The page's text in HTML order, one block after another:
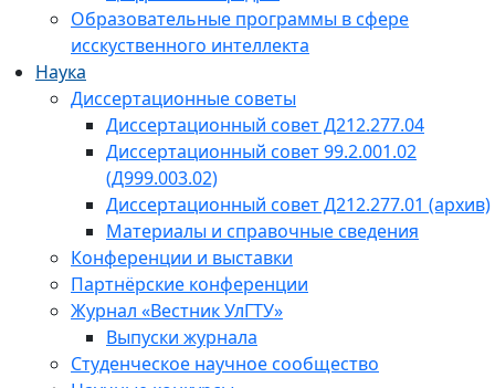
Образовательные программы в сфере
исскуственного интеллекта
Наука
Диссертационные советы
Диссертационный совет Д212.277.04
Диссертационный совет 99.2.001.02
(Д999.003.02)
Диссертационный совет Д212.277.01 (архив)
Материалы и справочные сведения
Конференции и выставки
Партнёрские конференции
Журнал «Вестник УлГТУ»
Выпуски журнала
Студенческое научное сообщество